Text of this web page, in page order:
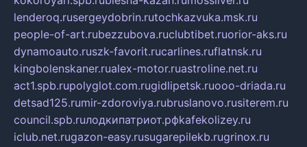
lenderoq.rusergeydobrin.rutochkazvuka.msk.ru
people-of-art.rubezzubova.ruclubtibet.ruorior-aks.ru
dynamoauto.ruszk-favorit.rucarlines.ruflatnsk.ru
kingbolenskaner.rualex-motor.ruastroline.net.ru
act1.spb.rupolyglot.com.rugidlipetsk.ruooo-driada.ru
detsad125.rumir-zdoroviya.rubruslanovo.rusiterem.ru
council.spb.ruлодкипатриот.рфkafekolizey.ru
iclub.net.rugazon-easy.rusugarepilekb.rugrinox.ru